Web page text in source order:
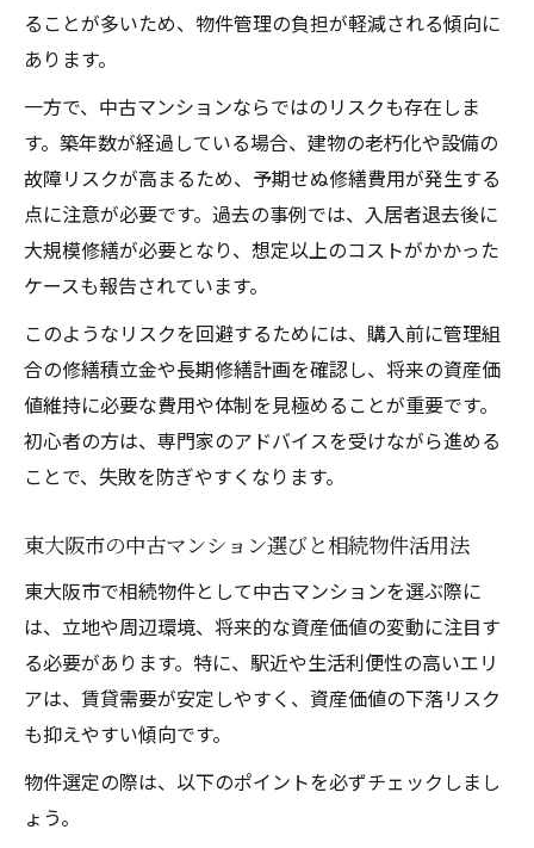
ることが多いため、物件管理の負担が軽減される傾向に
あります。
一方で、中古マンションならではのリスクも存在しま
す。築年数が経過している場合、建物の老朽化や設備の
故障リスクが高まるため、予期せぬ修繕費用が発生する
点に注意が必要です。過去の事例では、入居者退去後に
大規模修繕が必要となり、想定以上のコストがかかった
ケースも報告されています。
このようなリスクを回避するためには、購入前に管理組
合の修繕積立金や長期修繕計画を確認し、将来の資産価
値維持に必要な費用や体制を見極めることが重要です。
初心者の方は、専門家のアドバイスを受けながら進める
ことで、失敗を防ぎやすくなります。
東大阪市の中古マンション選びと相続物件活用法
東大阪市で相続物件として中古マンションを選ぶ際に
は、立地や周辺環境、将来的な資産価値の変動に注目す
る必要があります。特に、駅近や生活利便性の高いエリ
アは、賃貸需要が安定しやすく、資産価値の下落リスク
も抑えやすい傾向です。
物件選定の際は、以下のポイントを必ずチェックしまし
ょう。